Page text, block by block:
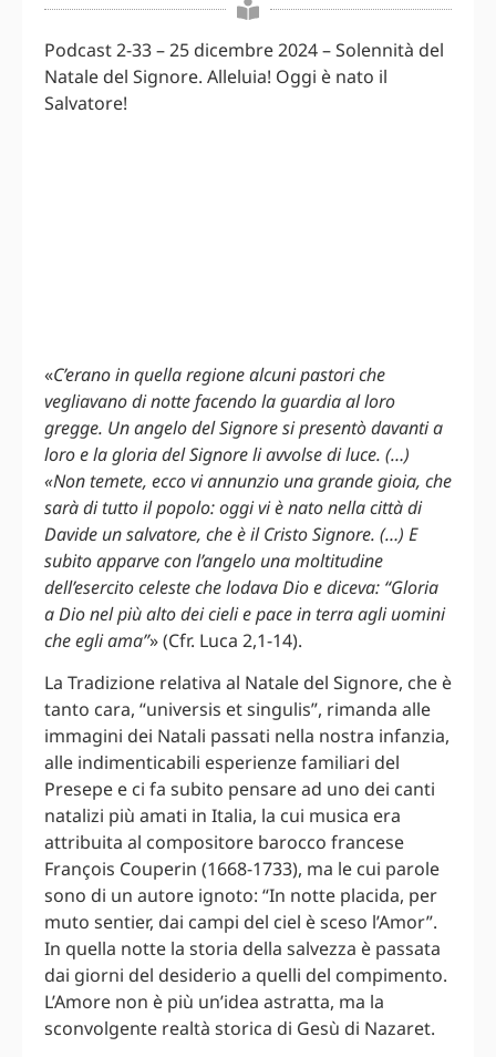
Podcast 2-33 – 25 dicembre 2024 – Solennità del
Natale del Signore. Alleluia! Oggi è nato il
Salvatore!
«C’erano in quella regione alcuni pastori che
vegliavano di notte facendo la guardia al loro
gregge. Un angelo del Signore si presentò davanti a
loro e la gloria del Signore li avvolse di luce. (…)
«Non temete, ecco vi annunzio una grande gioia, che
sarà di tutto il popolo: oggi vi è nato nella città di
Davide un salvatore, che è il Cristo Signore. (…) E
subito apparve con l’angelo una moltitudine
dell’esercito celeste che lodava Dio e diceva: “Gloria
a Dio nel più alto dei cieli e pace in terra agli uomini
che egli ama”» (Cfr. Luca 2,1-14).
La Tradizione relativa al Natale del Signore, che è
tanto cara, “universis et singulis”, rimanda alle
immagini dei Natali passati nella nostra infanzia,
alle indimenticabili esperienze familiari del
Presepe e ci fa subito pensare ad uno dei canti
natalizi più amati in Italia, la cui musica era
attribuita al compositore barocco francese
François Couperin (1668-1733), ma le cui parole
sono di un autore ignoto: “In notte placida, per
muto sentier, dai campi del ciel è sceso l’Amor”.
In quella notte la storia della salvezza è passata
dai giorni del desiderio a quelli del compimento.
L’Amore non è più un’idea astratta, ma la
sconvolgente realtà storica di Gesù di Nazaret.